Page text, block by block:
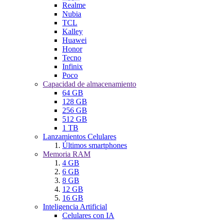
Realme
Nubia
TCL
Kalley
Huawei
Honor
Tecno
Infinix
Poco
Capacidad de almacenamiento
64 GB
128 GB
256 GB
512 GB
1 TB
Lanzamientos Celulares
Últimos smartphones
Memoria RAM
4 GB
6 GB
8 GB
12 GB
16 GB
Inteligencia Artificial
Celulares con IA